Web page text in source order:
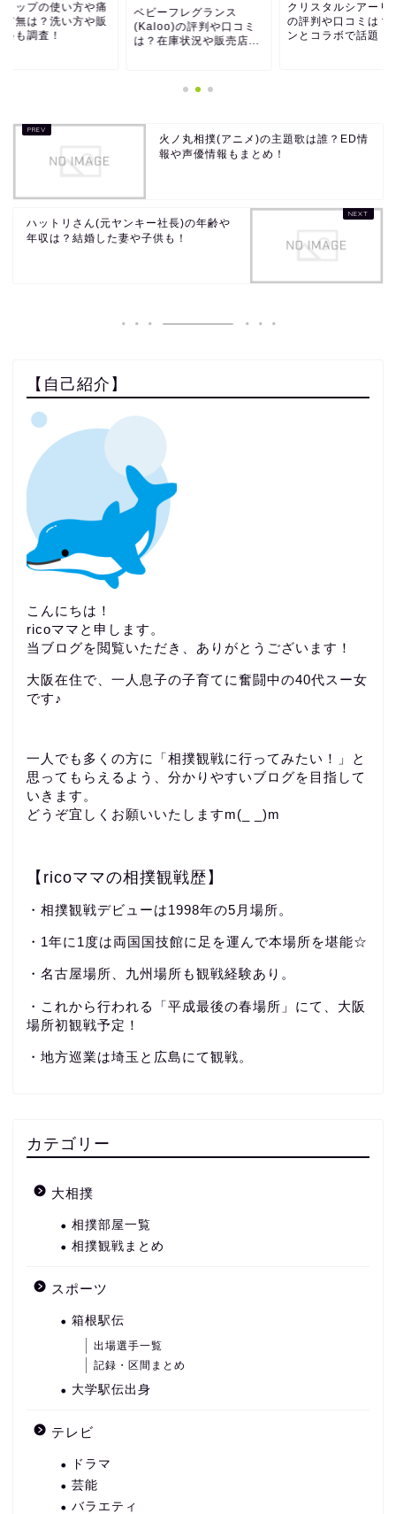
カップの使い方や痛
有無は？洗い方や販
格も調査！
ベビーフレグランス
(Kaloo)の評判や口コミ
は？在庫状況や販売店...
クリスタルシアーリ
の評判や口コミは？
ンとコラボで話題！
火ノ丸相撲(アニメ)の主題歌は誰？ED情
報や声優情報もまとめ！
ハットリさん(元ヤンキー社長)の年齢や
年収は？結婚した妻や子供も！
【自己紹介】
こんにちは！
ricoママと申します。
当ブログを閲覧いただき、ありがとうございます！
大阪在住で、一人息子の子育てに奮闘中の40代スー女
です♪
一人でも多くの方に「相撲観戦に行ってみたい！」と
思ってもらえるよう、分かりやすいブログを目指して
いきます。
どうぞ宜しくお願いいたしますm(_ _)m
【ricoママの相撲観戦歴】
・相撲観戦デビューは1998年の5月場所。
・1年に1度は両国国技館に足を運んで本場所を堪能☆
・名古屋場所、九州場所も観戦経験あり。
・これから行われる「平成最後の春場所」にて、大阪
場所初観戦予定！
・地方巡業は埼玉と広島にて観戦。
カテゴリー
大相撲
相撲部屋一覧
相撲観戦まとめ
スポーツ
箱根駅伝
出場選手一覧
記録・区間まとめ
大学駅伝出身
テレビ
ドラマ
芸能
バラエティ